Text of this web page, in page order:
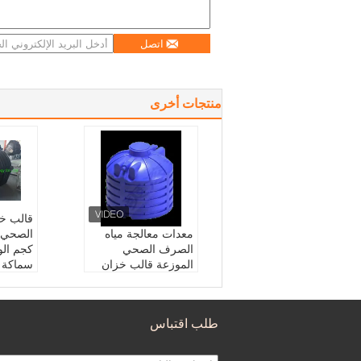
اتصل
منتجات أخرى
قالب
سماكة
Cli
معدات معالجة مياه
الصرف الصحي
الموزعة قالب خزان
ع يعتمد على طلب الع
رمز النظام المنسق:8
طلب اقتباس